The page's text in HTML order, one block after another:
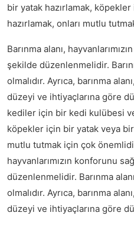
bir yatak hazırlamak,
hazırlamak, onları mutlu
Barınma alanı,
şekilde düzenlenmelidir.
olmalıdır. Ayrıca, barınma
düzeyi ve ihtiyaçlarına göre
kediler için bir kedi kulübesi
köpekler için bir yatak veya bir
mutlu tutmak için çok
hayvanlarımızın konforunu
düzenlenmelidir. Barınma
olmalıdır. Ayrıca, barınma
düzeyi ve ihtiyaçlarına göre